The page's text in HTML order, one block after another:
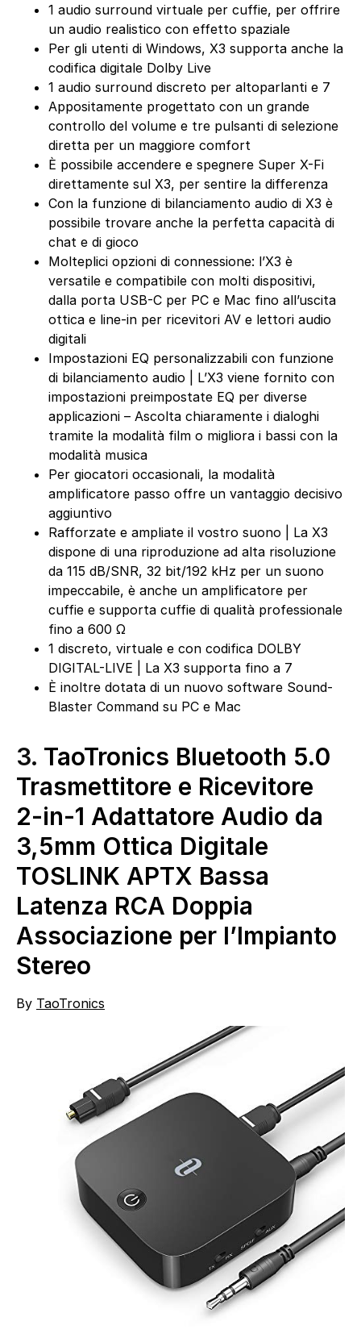
1 audio surround virtuale per cuffie, per offrire
un audio realistico con effetto spaziale
Per gli utenti di Windows, X3 supporta anche la
codifica digitale Dolby Live
1 audio surround discreto per altoparlanti e 7
Appositamente progettato con un grande
controllo del volume e tre pulsanti di selezione
diretta per un maggiore comfort
È possibile accendere e spegnere Super X-Fi
direttamente sul X3, per sentire la differenza
Con la funzione di bilanciamento audio di X3 è
possibile trovare anche la perfetta capacità di
chat e di gioco
Molteplici opzioni di connessione: l’X3 è
versatile e compatibile con molti dispositivi,
dalla porta USB-C per PC e Mac fino all’uscita
ottica e line-in per ricevitori AV e lettori audio
digitali
Impostazioni EQ personalizzabili con funzione
di bilanciamento audio | L’X3 viene fornito con
impostazioni preimpostate EQ per diverse
applicazioni – Ascolta chiaramente i dialoghi
tramite la modalità film o migliora i bassi con la
modalità musica
Per giocatori occasionali, la modalità
amplificatore passo offre un vantaggio decisivo
aggiuntivo
Rafforzate e ampliate il vostro suono | La X3
dispone di una riproduzione ad alta risoluzione
da 115 dB/SNR, 32 bit/192 kHz per un suono
impeccabile, è anche un amplificatore per
cuffie e supporta cuffie di qualità professionale
fino a 600 Ω
1 discreto, virtuale e con codifica DOLBY
DIGITAL-LIVE | La X3 supporta fino a 7
È inoltre dotata di un nuovo software Sound-
Blaster Command su PC e Mac
3. TaoTronics Bluetooth 5.0
Trasmettitore e Ricevitore
2-in-1 Adattatore Audio da
3,5mm Ottica Digitale
TOSLINK APTX Bassa
Latenza RCA Doppia
Associazione per l’Impianto
Stereo
By TaoTronics